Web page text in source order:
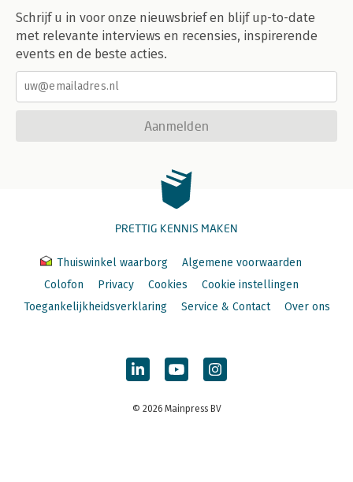
Schrijf u in voor onze nieuwsbrief en blijf up-to-date
met relevante interviews en recensies, inspirerende
events en de beste acties.
Aanmelden
PRETTIG KENNIS MAKEN
Thuiswinkel waarborg
Algemene voorwaarden
Colofon
Privacy Cookies
Cookie instellingen
Toegankelijkheidsverklaring
Service & Contact Over ons
© 2026 Mainpress BV